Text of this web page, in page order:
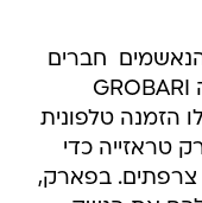
 חברים
בקבוצת האוהדים הידועה לשמצה GROBARI
הזמנה טלפונית
טראזייה כדי
צרפתים. בפארק,